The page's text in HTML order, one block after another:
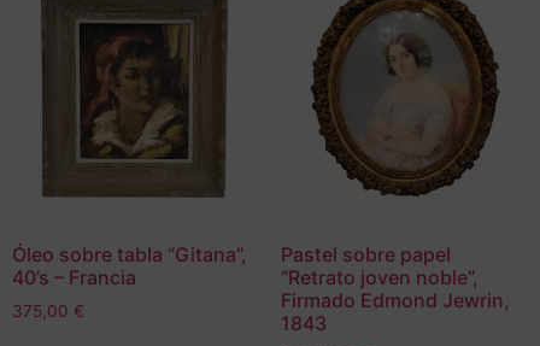
Óleo sobre tabla “Gitana”,
40’s – Francia
375,00 €
Pastel sobre papel
“Retrato joven noble”,
Firmado Edmond Jewrin,
1843